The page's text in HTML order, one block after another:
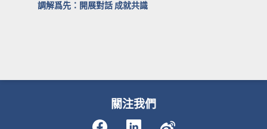
調解爲先：開展對話 成就共識
關注我們